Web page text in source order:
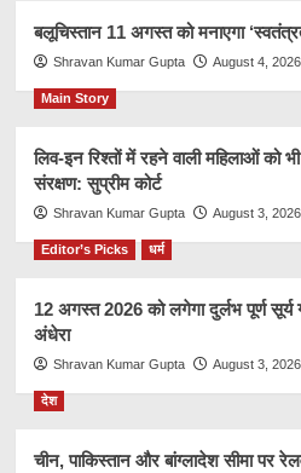
बलूचिस्तान 11 अगस्त को मनाएगा
Shravan Kumar Gupta August 4, 2026
Main Story
लिव-इन रिश्तों में रहने वाली महिलाओं को
संरक्षण: सुप्रीम कोर्ट
Shravan Kumar Gupta August 3, 2026
Editor’s Picks धर्म
12 अगस्त 2026 को लगेगा दुर्लभ पूर्ण सूर्य
अंधेरा
Shravan Kumar Gupta August 3, 2026
देश
चीन, पाकिस्तान और बांग्लादेश सीमा पर